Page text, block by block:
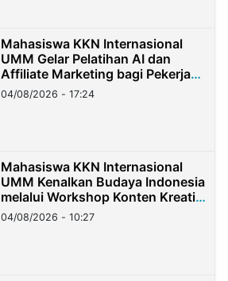
Mahasiswa KKN Internasional
UMM Gelar Pelatihan AI dan
Affiliate Marketing bagi Pekerja
Migran Indonesia di Taiwan
04/08/2026 - 17:24
Mahasiswa KKN Internasional
UMM Kenalkan Budaya Indonesia
melalui Workshop Konten Kreatif
di Taiwan
04/08/2026 - 10:27